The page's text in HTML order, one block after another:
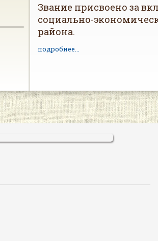
Звание присвоено за
социально-
района.
подробнее...